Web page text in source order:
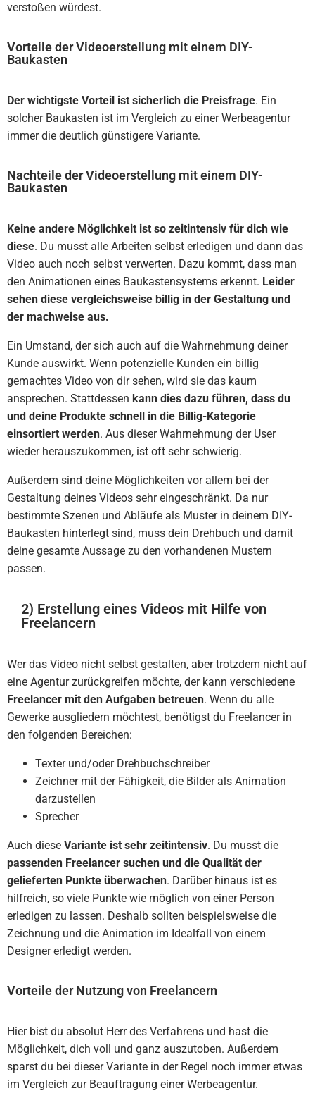
verstoßen würdest.
Vorteile der Videoerstellung mit einem DIY-
Baukasten
Der wichtigste Vorteil ist sicherlich die Preisfrage. Ein
solcher Baukasten ist im Vergleich zu einer Werbeagentur
immer die deutlich günstigere Variante.
Nachteile der Videoerstellung mit einem DIY-
Baukasten
Keine andere Möglichkeit ist so zeitintensiv für dich wie
diese. Du musst alle Arbeiten selbst erledigen und dann das
Video auch noch selbst verwerten. Dazu kommt, dass man
den Animationen eines Baukastensystems erkennt. Leider
sehen diese vergleichsweise billig in der Gestaltung und
der machweise aus.
Ein Umstand, der sich auch auf die Wahrnehmung deiner
Kunde auswirkt. Wenn potenzielle Kunden ein billig
gemachtes Video von dir sehen, wird sie das kaum
ansprechen. Stattdessen kann dies dazu führen, dass du
und deine Produkte schnell in die Billig-Kategorie
einsortiert werden. Aus dieser Wahrnehmung der User
wieder herauszukommen, ist oft sehr schwierig.
Außerdem sind deine Möglichkeiten vor allem bei der
Gestaltung deines Videos sehr eingeschränkt. Da nur
bestimmte Szenen und Abläufe als Muster in deinem DIY-
Baukasten hinterlegt sind, muss dein Drehbuch und damit
deine gesamte Aussage zu den vorhandenen Mustern
passen.
2) Erstellung eines Videos mit Hilfe von
Freelancern
Wer das Video nicht selbst gestalten, aber trotzdem nicht auf
eine Agentur zurückgreifen möchte, der kann verschiedene
Freelancer mit den Aufgaben betreuen. Wenn du alle
Gewerke ausgliedern möchtest, benötigst du Freelancer in
den folgenden Bereichen:
Texter und/oder Drehbuchschreiber
Zeichner mit der Fähigkeit, die Bilder als Animation
darzustellen
Sprecher
Auch diese Variante ist sehr zeitintensiv. Du musst die
passenden Freelancer suchen und die Qualität der
gelieferten Punkte überwachen. Darüber hinaus ist es
hilfreich, so viele Punkte wie möglich von einer Person
erledigen zu lassen. Deshalb sollten beispielsweise die
Zeichnung und die Animation im Idealfall von einem
Designer erledigt werden.
Vorteile der Nutzung von Freelancern
Hier bist du absolut Herr des Verfahrens und hast die
Möglichkeit, dich voll und ganz auszutoben. Außerdem
sparst du bei dieser Variante in der Regel noch immer etwas
im Vergleich zur Beauftragung einer Werbeagentur.